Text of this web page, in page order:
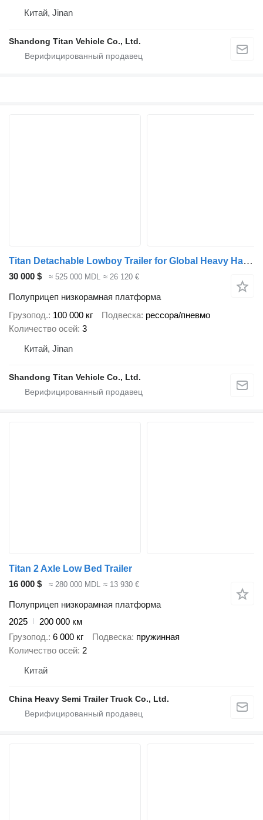
Китай, Jinan
Shandong Titan Vehicle Co., Ltd.
Titan Detachable Lowboy Trailer for Global Heavy Haulage
30 000 $ ≈ 525 000 MDL ≈ 26 120 €
Полуприцеп низкорамная платформа
Грузопод. 100 000 кг Подвеска рессора/пневмо
Количество осей 3
Китай, Jinan
Shandong Titan Vehicle Co., Ltd.
Titan 2 Axle Low Bed Trailer
16 000 $
≈ 280 000 MDL ≈ 13 930 €
Полуприцеп низкорамная платформа
2025
200 000 км
Грузопод. 6 000 кг Подвеска пружинная
Количество осей 2
Китай
China Heavy Semi Trailer Truck Co., Ltd.